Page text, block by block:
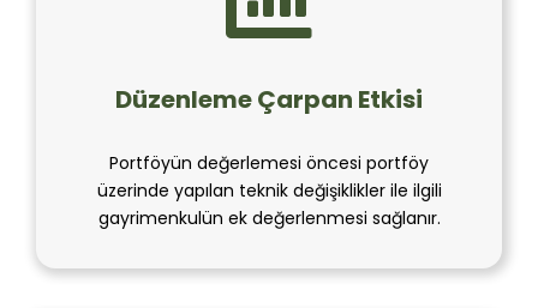
Düzenleme Çarpan Etkisi
Portföyün değerlemesi öncesi portföy
üzerinde yapılan teknik değişiklikler ile ilgili
gayrimenkulün ek değerlenmesi sağlanır.